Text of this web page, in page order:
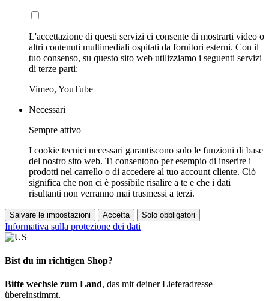
L'accettazione di questi servizi ci consente di mostrarti video o
altri contenuti multimediali ospitati da fornitori esterni. Con il
tuo consenso, su questo sito web utilizziamo i seguenti servizi
di terze parti:
Vimeo, YouTube
Necessari
Sempre attivo
I cookie tecnici necessari garantiscono solo le funzioni di base
del nostro sito web. Ti consentono per esempio di inserire i
prodotti nel carrello o di accedere al tuo account cliente. Ciò
significa che non ci è possibile risalire a te e che i dati
risultanti non verranno mai trasmessi a terzi.
Salvare le impostazioni Accetta Solo obbligatori
Informativa sulla protezione dei dati
Bist du im richtigen Shop?
Bitte wechsle zum Land, das mit deiner Lieferadresse
übereinstimmt.